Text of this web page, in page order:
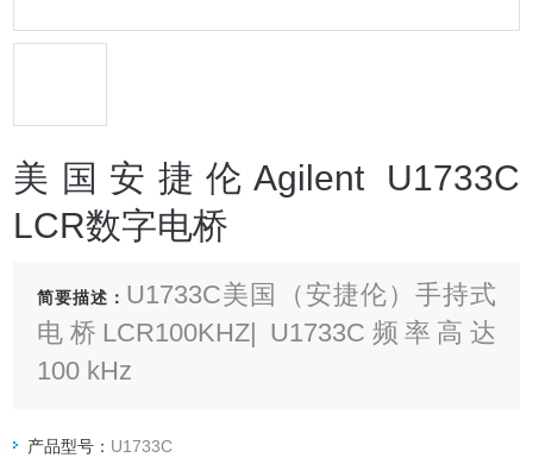
美国安捷伦Agilent U1733C
LCR数字电桥
简要描述： U1733C美国（安捷伦）手持式
电桥LCR100KHZ| U1733C频率高达
100 kHz
的灵活性和更广泛的元件测试范围。
产品型号： U1733C